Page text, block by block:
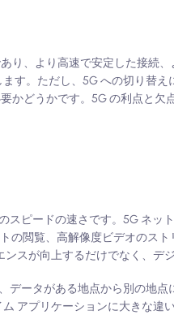
り、より高速で安定した接続
す。ただし、5G への切り替
かどうかです。5G の利点と欠
スピードの速さです。5G ネ
の閲覧、高解像度ビデオのス
スが向上するだけでなく、デ
データがある地点から別の地
アプリケーションに大きな違